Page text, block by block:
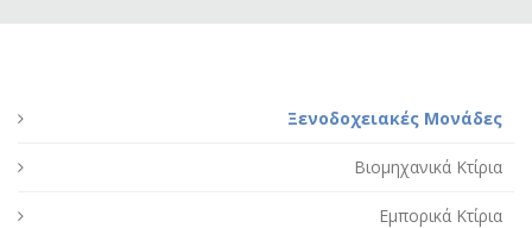
Ξενοδοχειακές Μονάδες
Βιομηχανικά Κτίρια
Εμπορικά Κτίρια